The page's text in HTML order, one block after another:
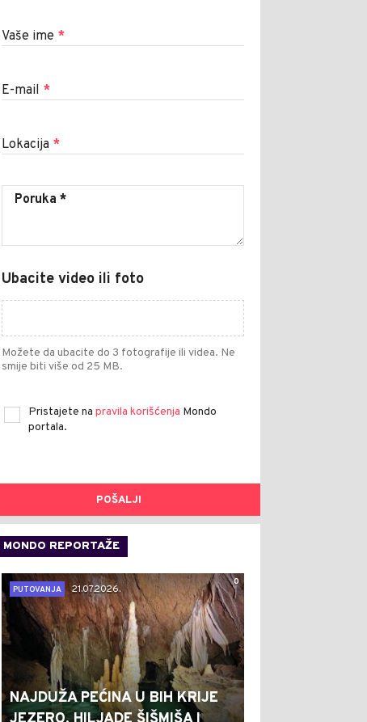
Vaše ime *
E-mail *
Lokacija *
Ubacite video ili foto
Možete da ubacite do 3 fotografije ili videa. Ne
smije biti više od 25 MB.
Pristajete na pravila korišćenja Mondo
portala.
POŠALJI
MONDO REPORTAŽE
0
PUTOVANJA
21.07.2026.
NAJDUŽA PEĆINA U BIH KRIJE